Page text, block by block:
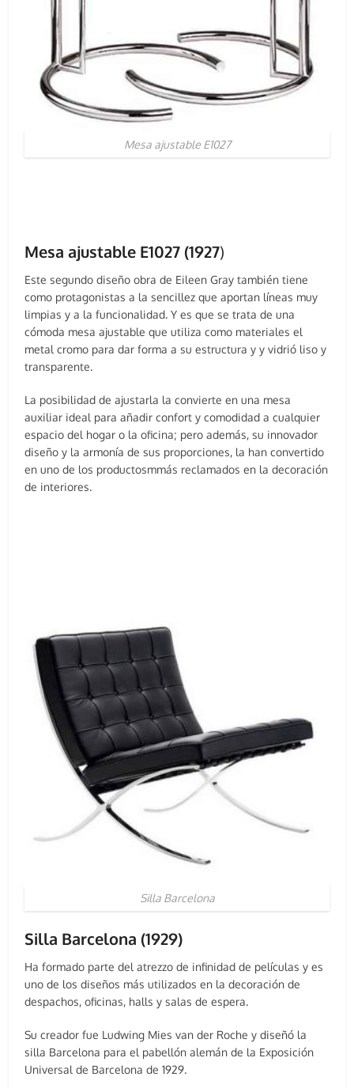
Mesa ajustable E1027
Mesa ajustable E1027 (1927)
Este segundo diseño obra de Eileen Gray también tiene
como protagonistas a la sencillez que aportan líneas muy
limpias y a la funcionalidad. Y es que se trata de una
cómoda mesa ajustable que utiliza como materiales el
metal cromo para dar forma a su estructura y y vidrió liso y
transparente.
La posibilidad de ajustarla la convierte en una mesa
auxiliar ideal para añadir confort y comodidad a cualquier
espacio del hogar o la oficina; pero además, su innovador
diseño y la armonía de sus proporciones, la han convertido
en uno de los productosmmás reclamados en la decoración
de interiores.
Silla Barcelona
Silla Barcelona (1929)
Ha formado parte del atrezzo de infinidad de películas y es
uno de los diseños más utilizados en la decoración de
despachos, oficinas, halls y salas de espera.
Su creador fue Ludwing Mies van der Roche y diseñó la
silla Barcelona para el pabellón alemán de la Exposición
Universal de Barcelona de 1929.